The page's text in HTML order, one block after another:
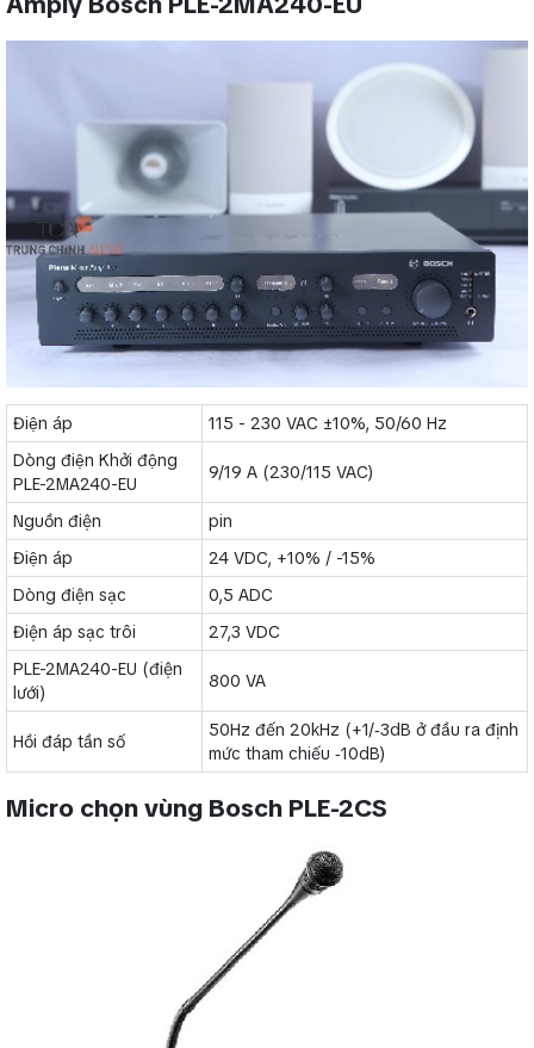
Điện áp
115 - 230 VAC ±10%, 50/60 Hz
Dòng điện Khởi động
PLE-2MA240-EU
9/19 A (230/115 VAC)
Nguồn điện
pin
Điện áp
24 VDC, +10% / -15%
Dòng điện sạc
0,5 ADC
Điện áp sạc trôi
27,3 VDC
PLE-2MA240-EU (điện
lưới)
800 VA
Hồi đáp tần số
50Hz đến 20kHz (+1/‑3dB ở đầu ra định
mức tham chiếu ‑10dB)
Micro chọn vùng Bosch PLE-2CS